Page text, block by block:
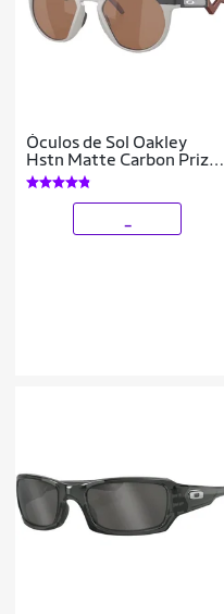
Óculos de Sol Oakley
Hstn Matte Carbon Prizm
Tungsten